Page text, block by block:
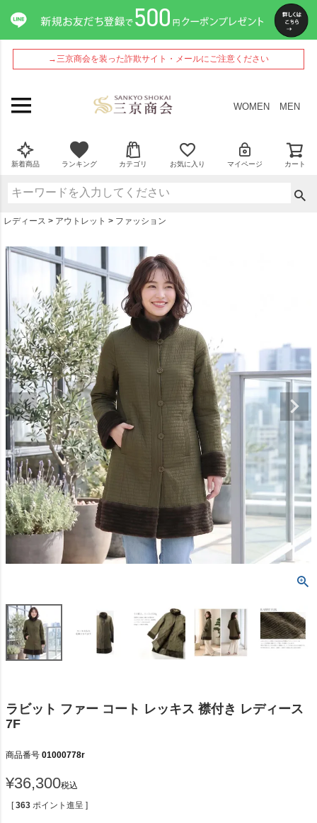
→三京商会を装った詐欺サイト・メールにご注意ください
WOMEN MEN
新着商品 ランキング カテゴリ お気に入り マイページ カート
レディース アウトレット ファッション
ラビット ファー コート レッキス 襟付き レディース
7F
商品番号 01000778r
¥36,300税込
[ 363 ポイント進呈 ]
ペー
ジト
ップ
へ